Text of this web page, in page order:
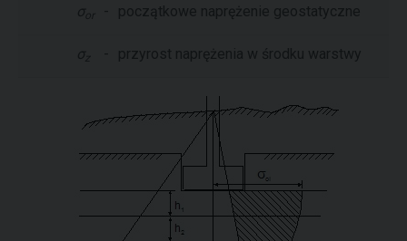
σ or - początkowe naprężenie geostatyczne
σz - przyrost naprężenia w środku warstwy